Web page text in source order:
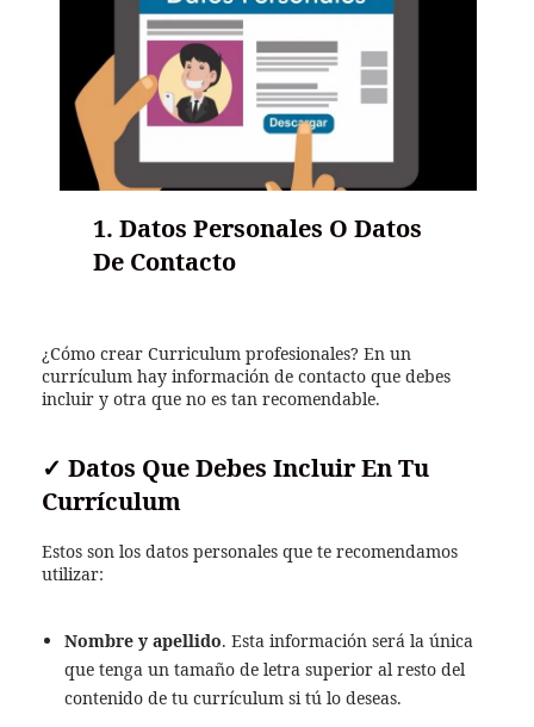
1. Datos Personales O Datos
De Contacto
¿Cómo crear Curriculum profesionales? En un
currículum hay información de contacto que debes
incluir y otra que no es tan recomendable.
✓ Datos Que Debes Incluir En Tu
Currículum
Estos son los datos personales que te recomendamos
utilizar:
Nombre y apellido. Esta información será la única
que tenga un tamaño de letra superior al resto del
contenido de tu currículum si tú lo deseas.